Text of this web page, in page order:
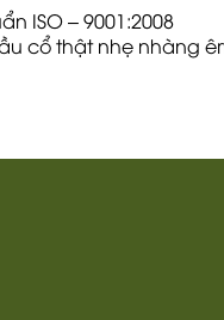
ISO – 9001:2008
cổ thật nhẹ nhàng